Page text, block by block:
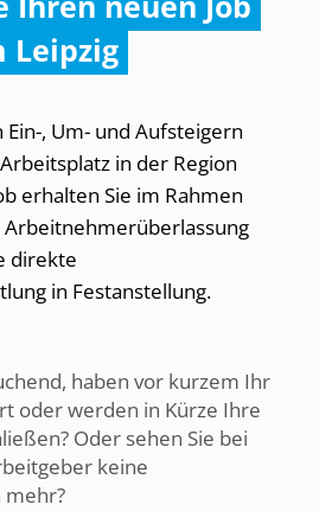
Leipzig
, Um- und Aufsteigern
in der Region
erhalten Sie im Rahmen
Arbeitnehmerüberlassung
direkte
in Festanstellung.
haben vor kurzem Ihr
oder werden in Kürze Ihre
Oder sehen Sie bei
keine
mehr?